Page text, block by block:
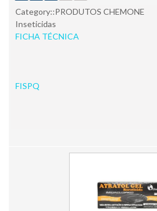
Category::PRODUTOS CHEMONE
Inseticidas
FICHA TÉCNICA
FISPQ